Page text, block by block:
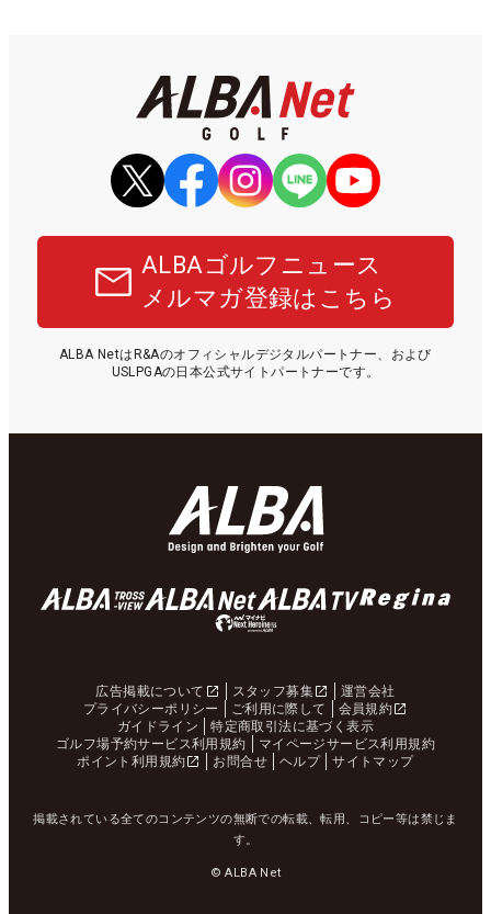
ALBAゴルフニュース
メルマガ登録はこちら
ALBA NetはR&Aのオフィシャルデジタルパートナー、および
USLPGAの日本公式サイトパートナーです。
広告掲載について スタッフ募集
運営会社
プライバシーポリシー
ご利用に際して
会員規約
ガイドライン
特定商取引法に基づく表示
ゴルフ場予約サービス利用規約
マイページサービス利用規約
ポイント利用規約
お問合せ ヘルプ サイトマップ
掲載されている全てのコンテンツの無断での転載、転用、コピー等は禁じま
す。
© ALBA Net